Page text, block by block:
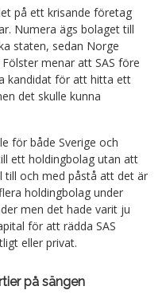
på ett krisande företag
Numera ägs bolaget till
staten, sedan Norge
menar att SAS före
kandidat för att hitta ett
det skulle kunna
för både Sverige och
ett holdingbolag utan att
till och med påstå att det är
holdingbolag under
men det hade varit ju
för att rädda SAS
eller privat.
på sängen